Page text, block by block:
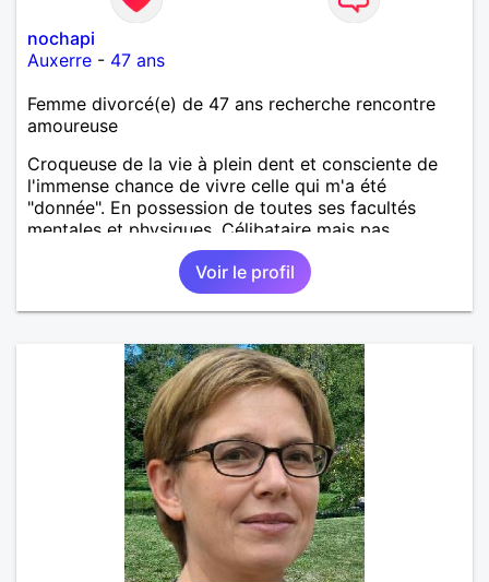
nochapi
Auxerre - 47 ans
Femme divorcé(e) de 47 ans recherche rencontre
amoureuse
Croqueuse de la vie à plein dent et consciente de
l'immense chance de vivre celle qui m'a été
"donnée". En possession de toutes ses facultés
mentales et physiques. Célibataire mais pas
solitaire, je mène une vie bien remplie. Je ne suis
pas sur ce site par dépit, ni en tant que
représentatrice de la Femme Divorcée Mal dans sa
peau. A bientôt.
Voir le profil